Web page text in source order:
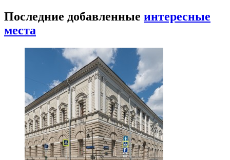
Последние добавленные интересные
места